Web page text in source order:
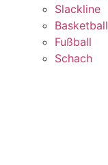
Slackline
Basketball
Fußball
Schach